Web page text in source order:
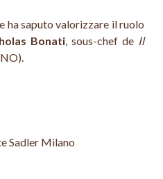
ha saputo valorizzare il ruolo
Bonati, sous-chef de Il
Sadler Milano